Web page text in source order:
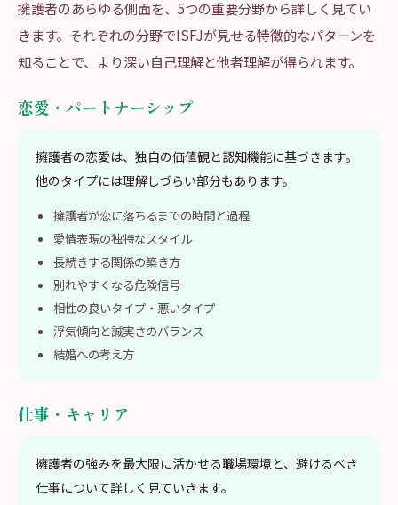
擁護者のあらゆる側面を、5つの重要分野から詳しく見てい
きます。それぞれの分野でISFJが見せる特徴的なパターンを
知ることで、より深い自己理解と他者理解が得られます。
恋愛・パートナーシップ
擁護者の恋愛は、独自の価値観と認知機能に基づきます。
他のタイプには理解しづらい部分もあります。
擁護者が恋に落ちるまでの時間と過程
愛情表現の独特なスタイル
長続きする関係の築き方
別れやすくなる危険信号
相性の良いタイプ・悪いタイプ
浮気傾向と誠実さのバランス
結婚への考え方
仕事・キャリア
擁護者の強みを最大限に活かせる職場環境と、避けるべき
仕事について詳しく見ていきます。